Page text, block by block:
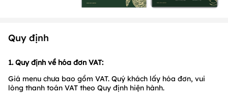
Quy định
1. Quy định về hóa đơn VAT:
Giá menu chưa bao gồm VAT. Quý khách lấy hóa đơn, vui
lòng thanh toán VAT theo Quy định hiện hành.